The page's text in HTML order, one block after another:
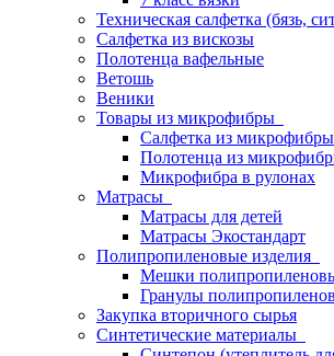
Техническая салфетка (бязь,
Салфетка из вискозы
Полотенца вафельные
Ветошь
Веники
Товары из микрофибры
Салфетка из микрофибры
Полотенца из
Микрофибра в рулонах
Матрасы
Матрасы для детей
Матрасы Экостандарт
Полипропиленовые изделия
Мешки
Гранулы
Закупка вторичного сырья
Синтетические материалы